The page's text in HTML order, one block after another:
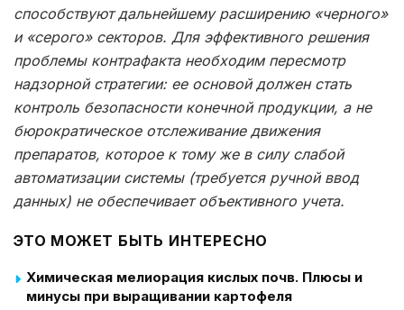
способствуют дальнейшему расширению «черного»
и «серого» секторов. Для эффективного решения
проблемы контрафакта необходим пересмотр
надзорной стратегии: ее основой должен стать
контроль безопасности конечной продукции, а не
бюрократическое отслеживание движения
препаратов, которое к тому же в силу слабой
автоматизации системы (требуется ручной ввод
данных) не обеспечивает объективного учета.
ЭТО МОЖЕТ БЫТЬ ИНТЕРЕСНО
Химическая мелиорация кислых почв. Плюсы и
минусы при выращивании картофеля